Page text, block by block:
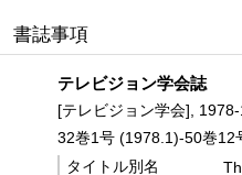
書誌事項
テレビジョン学会誌
[テレビジョン学会],
32巻1号 (1978.1)-50巻12
タイトル別名